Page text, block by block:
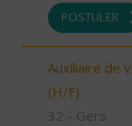
POSTULER
Auxiliaire de
(H/F)
32 - Gers